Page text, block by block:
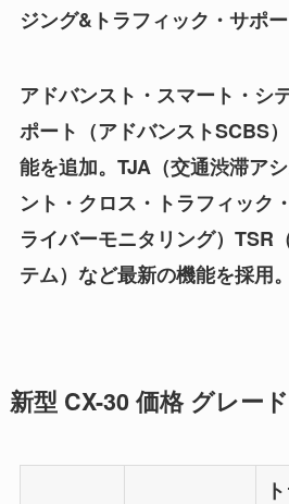
ジング&トラフィック・サポ
アドバンスト・スマート・シ
ポート（アドバンストSCBS
能を追加。TJA（交通渋滞ア
ント・クロス・トラフィック
ライバーモニタリング）TSR
テム）など最新の機能を採用。
新型 CX-30 価格 グレード